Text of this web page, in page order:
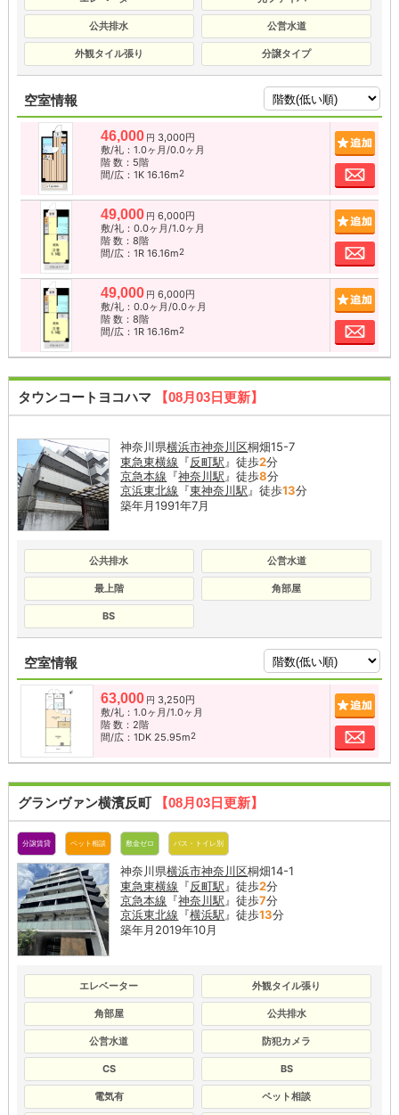
公共排水 公営水道
外観タイル張り 分譲タイプ
空室情報
46,000 円 3,000円
敷/礼：1.0ヶ月/0.0ヶ月
階 数：5階
間/広：1K 16.16m2 お
49,000 円 6,000円
敷/礼：0.0ヶ月/1.0ヶ月
階 数：8階
間/広：1R 16.16m2 お
49,000 円 6,000円
敷/礼：0.0ヶ月/0.0ヶ月
階 数：8階
間/広：1R 16.16m2 お
タウンコートヨコハマ 【08月03日更新】
神奈川県横浜市神奈川区桐畑15-7
東急東横線 『反町駅 』徒歩2分
京急本線 『神奈川駅 』徒歩8分
京浜東北線 『東神奈川駅 』徒歩13分
築年月1991年7月
公共排水 公営水道
最上階 角部屋
BS
空室情報
63,000 円 3,250円
敷/礼：1.0ヶ月/1.0ヶ月
階 数：2階
間/広：1DK 25.95m2 お
グランヴァン横濱反町 【08月03日更新】
分譲賃貸 ペット相談 敷金ゼロ バス・トイレ別
神奈川県横浜市神奈川区桐畑14-1
東急東横線 『反町駅』徒歩2分
京急本線 『神奈川駅』徒歩7分
京浜東北線 『横浜駅』徒歩13分
築年月2019年10月
エレベーター 外観タイル張り
角部屋 公共排水
公営水道 防犯カメラ
CS BS
電気有 ペット相談